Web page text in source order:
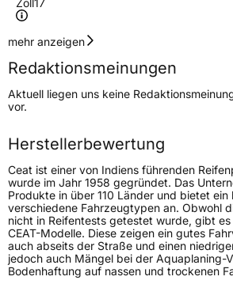
Zoll 17
Geschwindigkeitsindex
Höchstgeschwindigkeit
240 km/h
Lastindex103
Höchstlast875 kg
Generelle Merkmale
FahrzeugtypPKW
VerwendungGanzjahresreifen
Modellname4 SeasonDrive Plus
FahrzeugartPKW & SUV
mehr anzeigen
Redaktionsmeinungen
Aktuell liegen uns keine
vor.
Herstellerbewertung
Ceat ist einer von Indiens führenden
wurde im Jahr 1958 gegründet. Das
Produkte in über 110 Länder und bietet
verschiedene Fahrzeugtypen an. Obwohl
nicht in Reifentests getestet wurde, gibt
CEAT-Modelle. Diese zeigen ein gutes
auch abseits der Straße und einen
jedoch auch Mängel bei der Aquaplaning-
Bodenhaftung auf nassen und trockenen